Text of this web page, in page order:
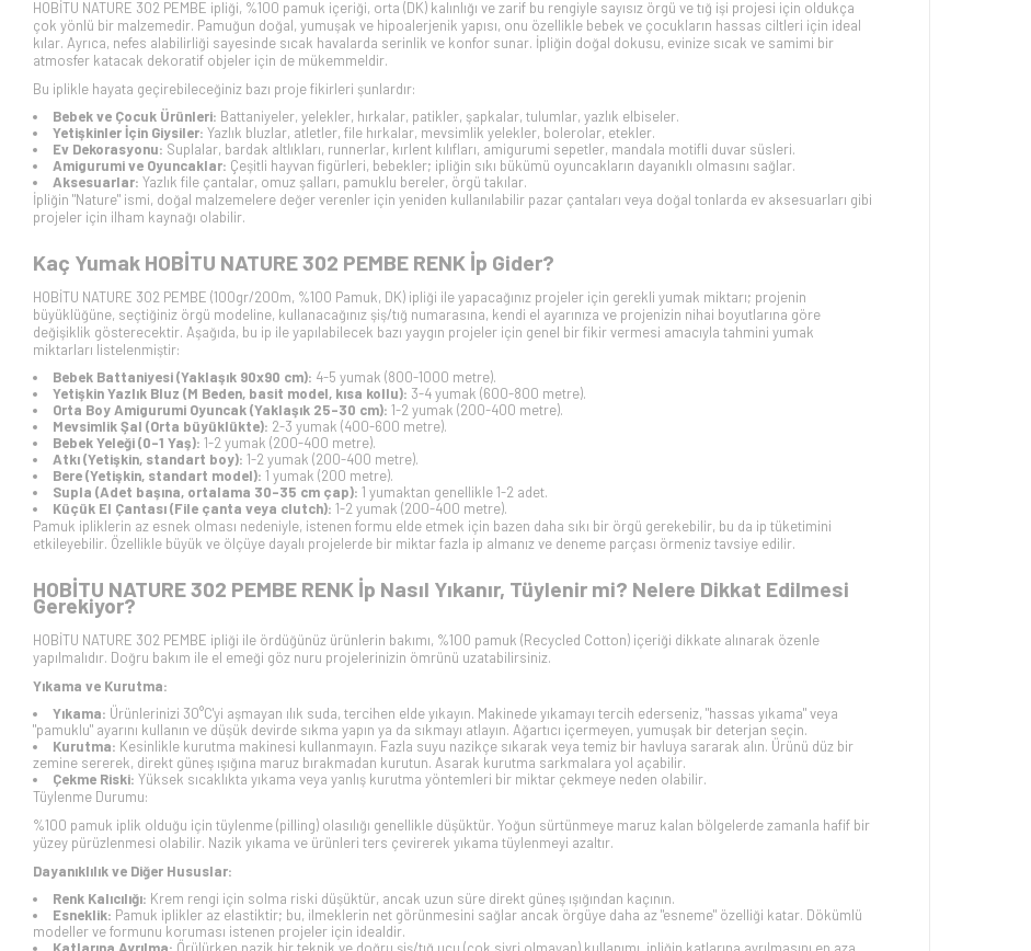
HOBİTU NATURE 302 PEMBE ipliği, %100 pamuk içeriği, orta (DK) kalınlığı ve zarif bu rengiyle sayısız örgü ve tığ işi projesi için oldukça
çok yönlü bir malzemedir. Pamuğun doğal, yumuşak ve hipoalerjenik yapısı, onu özellikle bebek ve çocukların hassas ciltleri için ideal
kılar. Ayrıca, nefes alabilirliği sayesinde sıcak havalarda serinlik ve konfor sunar. İpliğin doğal dokusu, evinize sıcak ve samimi bir
atmosfer katacak dekoratif objeler için de mükemmeldir.
Bu iplikle hayata geçirebileceğiniz bazı proje fikirleri şunlardır:
Bebek ve Çocuk Ürünleri: Battaniyeler, yelekler, hırkalar, patikler, şapkalar, tulumlar, yazlık elbiseler.
Yetişkinler İçin Giysiler: Yazlık bluzlar, atletler, file hırkalar, mevsimlik yelekler, bolerolar, etekler.
Ev Dekorasyonu: Suplalar, bardak altlıkları, runnerlar, kırlent kılıfları, amigurumi sepetler, mandala motifli duvar süsleri.
Amigurumi ve Oyuncaklar: Çeşitli hayvan figürleri, bebekler; ipliğin sıkı bükümü oyuncakların dayanıklı olmasını sağlar.
Aksesuarlar: Yazlık file çantalar, omuz şalları, pamuklu bereler, örgü takılar.
İpliğin "Nature" ismi, doğal malzemelere değer verenler için yeniden kullanılabilir pazar çantaları veya doğal tonlarda ev aksesuarları gibi
projeler için ilham kaynağı olabilir.
Kaç Yumak HOBİTU NATURE 302 PEMBE RENK İp Gider?
HOBİTU NATURE 302 PEMBE (100gr/200m, %100 Pamuk, DK) ipliği ile yapacağınız projeler için gerekli yumak miktarı; projenin
büyüklüğüne, seçtiğiniz örgü modeline, kullanacağınız şiş/tığ numarasına, kendi el ayarınıza ve projenizin nihai boyutlarına göre
değişiklik gösterecektir. Aşağıda, bu ip ile yapılabilecek bazı yaygın projeler için genel bir fikir vermesi amacıyla tahmini yumak
miktarları listelenmiştir:
Bebek Battaniyesi (Yaklaşık 90x90 cm): 4-5 yumak (800-1000 metre).
Yetişkin Yazlık Bluz (M Beden, basit model, kısa kollu): 3-4 yumak (600-800 metre).
Orta Boy Amigurumi Oyuncak (Yaklaşık 25-30 cm): 1-2 yumak (200-400 metre).
Mevsimlik Şal (Orta büyüklükte): 2-3 yumak (400-600 metre).
Bebek Yeleği (0-1 Yaş): 1-2 yumak (200-400 metre).
Atkı (Yetişkin, standart boy): 1-2 yumak (200-400 metre).
Bere (Yetişkin, standart model): 1 yumak (200 metre).
Supla (Adet başına, ortalama 30-35 cm çap): 1 yumaktan genellikle 1-2 adet.
Küçük El Çantası (File çanta veya clutch): 1-2 yumak (200-400 metre).
Pamuk ipliklerin az esnek olması nedeniyle, istenen formu elde etmek için bazen daha sıkı bir örgü gerekebilir, bu da ip tüketimini
etkileyebilir. Özellikle büyük ve ölçüye dayalı projelerde bir miktar fazla ip almanız ve deneme parçası örmeniz tavsiye edilir.
HOBİTU NATURE 302 PEMBE RENK İp Nasıl Yıkanır, Tüylenir mi? Nelere Dikkat Edilmesi
Gerekiyor?
HOBİTU NATURE 302 PEMBE ipliği ile ördüğünüz ürünlerin bakımı, %100 pamuk (Recycled Cotton) içeriği dikkate alınarak özenle
yapılmalıdır. Doğru bakım ile el emeği göz nuru projelerinizin ömrünü uzatabilirsiniz.
Yıkama ve Kurutma:
Yıkama: Ürünlerinizi 30°C'yi aşmayan ılık suda, tercihen elde yıkayın. Makinede yıkamayı tercih ederseniz, "hassas yıkama" veya
"pamuklu" ayarını kullanın ve düşük devirde sıkma yapın ya da sıkmayı atlayın. Ağartıcı içermeyen, yumuşak bir deterjan seçin.
Kurutma: Kesinlikle kurutma makinesi kullanmayın. Fazla suyu nazikçe sıkarak veya temiz bir havluya sararak alın. Ürünü düz bir
zemine sererek, direkt güneş ışığına maruz bırakmadan kurutun. Asarak kurutma sarkmalara yol açabilir.
Çekme Riski: Yüksek sıcaklıkta yıkama veya yanlış kurutma yöntemleri bir miktar çekmeye neden olabilir.
Tüylenme Durumu:
%100 pamuk iplik olduğu için tüylenme (pilling) olasılığı genellikle düşüktür. Yoğun sürtünmeye maruz kalan bölgelerde zamanla hafif bir
yüzey pürüzlenmesi olabilir. Nazik yıkama ve ürünleri ters çevirerek yıkama tüylenmeyi azaltır.
Dayanıklılık ve Diğer Hususlar:
Renk Kalıcılığı: Krem rengi için solma riski düşüktür, ancak uzun süre direkt güneş ışığından kaçının.
Esneklik: Pamuk iplikler az elastiktir; bu, ilmeklerin net görünmesini sağlar ancak örgüye daha az "esneme" özelliği katar. Dökümlü
modeller ve formunu koruması istenen projeler için idealdir.